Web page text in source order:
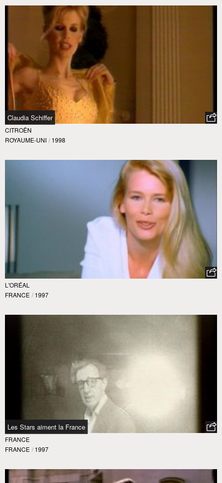
Claudia Schiffer
CITROËN
ROYAUME-UNI / 1998
L'ORÉAL
FRANCE / 1997
Les Stars aiment la France
FRANCE
FRANCE / 1997